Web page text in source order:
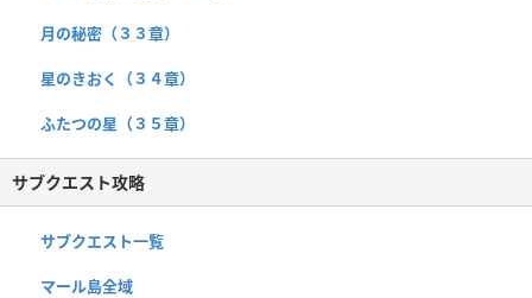
月の秘密（３３章）
星のきおく（３４章）
ふたつの星（３５章）
サブクエスト攻略
サブクエスト一覧
マール島全域